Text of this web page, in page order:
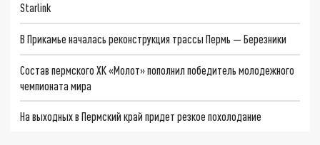
Starlink
В Прикамье началась реконструкция трассы Пермь — Березники
Состав пермского ХК «Молот» пополнил победитель молодежного
чемпионата мира
На выходных в Пермский край придет резкое похолодание